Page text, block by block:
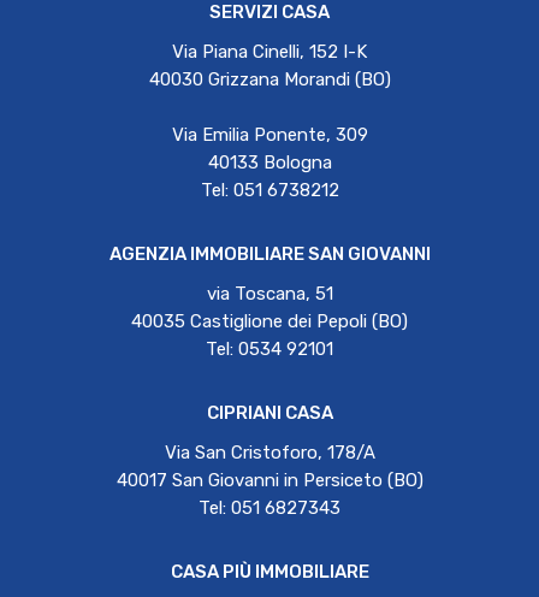
SERVIZI CASA
Via Piana Cinelli, 152 I-K
40030 Grizzana Morandi (BO)
Via Emilia Ponente, 309
40133 Bologna
Tel: 051 6738212
AGENZIA IMMOBILIARE SAN GIOVANNI
via Toscana, 51
40035 Castiglione dei Pepoli (BO)
Tel: 0534 92101
CIPRIANI CASA
Via San Cristoforo, 178/A
40017 San Giovanni in Persiceto (BO)
Tel: 051 6827343
CASA PIÙ IMMOBILIARE